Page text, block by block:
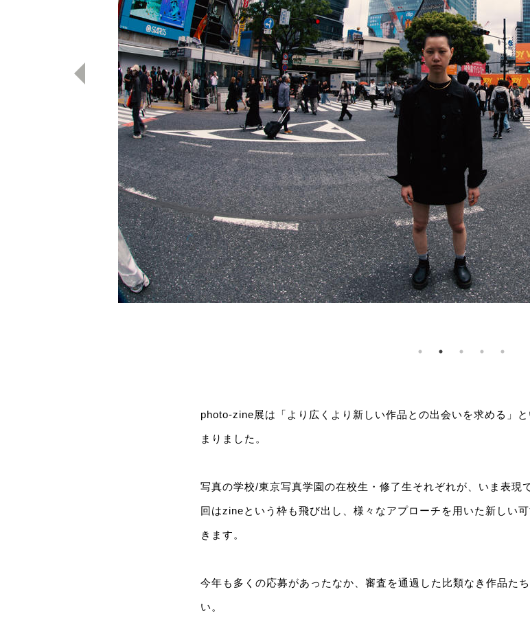
photo-zine展は「より広くより新しい作品との出会いを求める」
まりました。
写真の学校/東京写真学園の在校生・修了生それぞれが、いま表現
回はzineという枠も飛び出し、様々なアプローチを用いた新しい
きます。
今年も多くの応募があったなか、審査を通過した比類なき作品た
い。